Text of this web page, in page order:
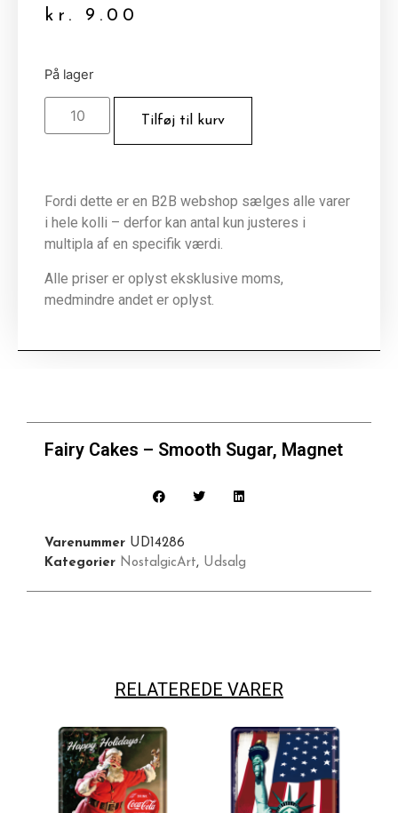
kr. 9.00
På lager
Tilføj til kurv
Fordi dette er en B2B webshop sælges alle varer
i hele kolli – derfor kan antal kun justeres i
multipla af en specifik værdi.
Alle priser er oplyst eksklusive moms,
medmindre andet er oplyst.
Fairy Cakes – Smooth Sugar, Magnet
Varenummer UD14286
Kategorier NostalgicArt, Udsalg
RELATEREDE VARER